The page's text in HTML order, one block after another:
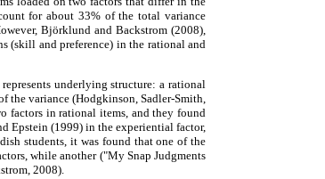
for about 33% of the total variance
Björklund and Backstrom (2008),
(skill and preference) in the rational and
underlying structure: a rational
the variance (Hodgkinson, Sadler-Smith,
factors in rational items, and they found
Epstein (1999) in the experiential factor,
students, it was found that one of the
while another ("My Snap Judgments
2008).